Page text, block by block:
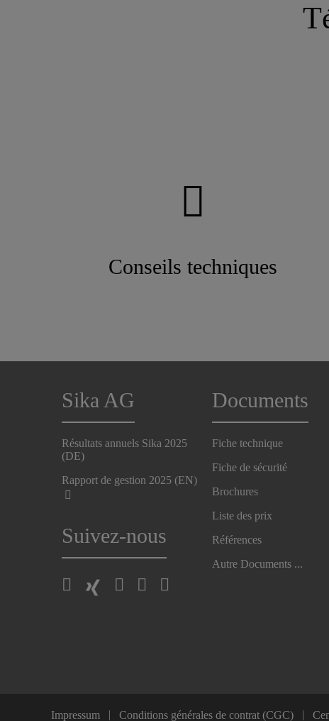
Conseils techniques
Sika AG
Résultats annuels Sika 2025
(DE)
Rapport de gestion 2025 (EN)
Suivez-nous
Documents
Fiche technique
Fiche de sécurité
Brochures
Liste des prix
Références
Autre Documents ...
Impressum Conditions générales de contrat (CGC)